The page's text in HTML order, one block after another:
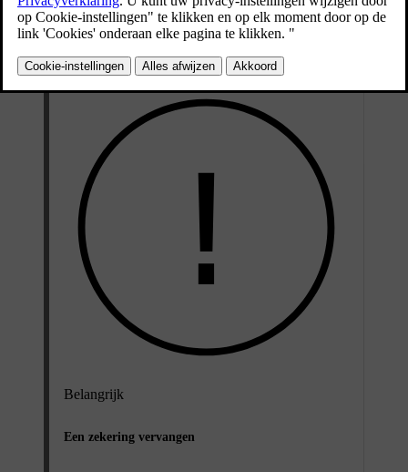
aan de rechterkant van de motorruimte, als je voor de auto staat
onder de vloermat onder het dashboardkastje
Rechts in de bagageruimte, als je achter de auto staat.
Belangrijk
Een zekering vervangen